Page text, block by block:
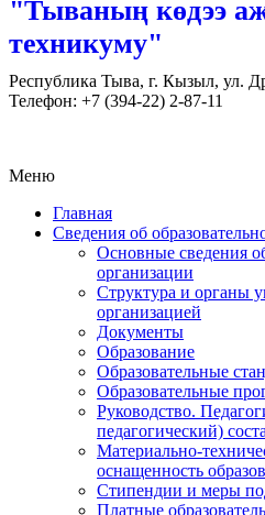
"Тываның көдээ
техникуму"
Республика Тыва, г. Кызыл, ул.
Телефон: +7 (394-22) 2-87-11
Меню
Главная
Сведения об
Основные сведения
организации
Структура и органы
организацией
Документы
Образование
Образовательные
Образовательные
Руководство.
педагогический)
Материально-
оснащенность
Стипендии и меры
Платные